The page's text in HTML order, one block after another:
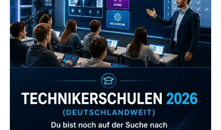
Zum Verzeichnis
Abonniere uns auch
gerne